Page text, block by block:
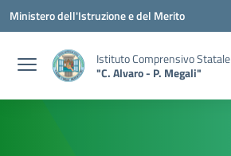
Vai ai contenuti
Vai al menu di navigazione
Vai al footer
Ministero dell'Istruzione e del Merito
Istituto Comprensivo Statale
"C. Alvaro - P. Megali"